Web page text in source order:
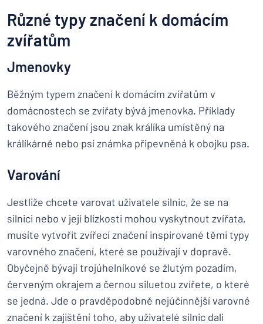
Různé typy značení k domácím
zvířatům
Jmenovky
Běžným typem značení k domácím zvířatům v
domácnostech se zvířaty bývá jmenovka. Příklady
takového značení jsou znak králíka umístěný na
králíkárně nebo psí známka připevněná k obojku psa.
Varování
Jestliže chcete varovat uživatele silnic, že se na
silnici nebo v její blízkosti mohou vyskytnout zvířata,
musíte vytvořit zvířecí značení inspirované těmi typy
varovného značení, které se používají v dopravě.
Obyčejně bývají trojúhelníkové se žlutým pozadím,
červeným okrajem a černou siluetou zvířete, o které
se jedná. Jde o pravděpodobně nejúčinnější varovné
značení k zajištění toho, aby uživatelé silnic dali